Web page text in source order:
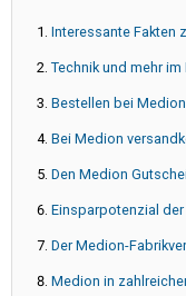
Interessante Fakten
Technik und mehr
Bestellen bei
Bei Medion
Den Medion
Einsparpotenzial
Der Medion-
Medion in